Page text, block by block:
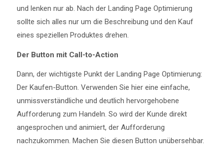
und lenken nur ab. Nach der Landing Page Optimierung
sollte sich alles nur um die Beschreibung und den Kauf
eines speziellen Produktes drehen.
Der Button mit Call-to-Action
Dann, der wichtigste Punkt der Landing Page Optimierung:
Der Kaufen-Button. Verwenden Sie hier eine einfache,
unmissverständliche und deutlich hervorgehobene
Aufforderung zum Handeln. So wird der Kunde direkt
angesprochen und animiert, der Aufforderung
nachzukommen. Machen Sie diesen Button unübersehbar.